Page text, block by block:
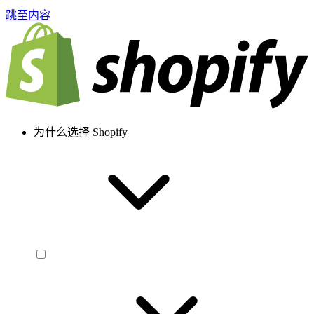
跳至内容
为什么选择 Shopify